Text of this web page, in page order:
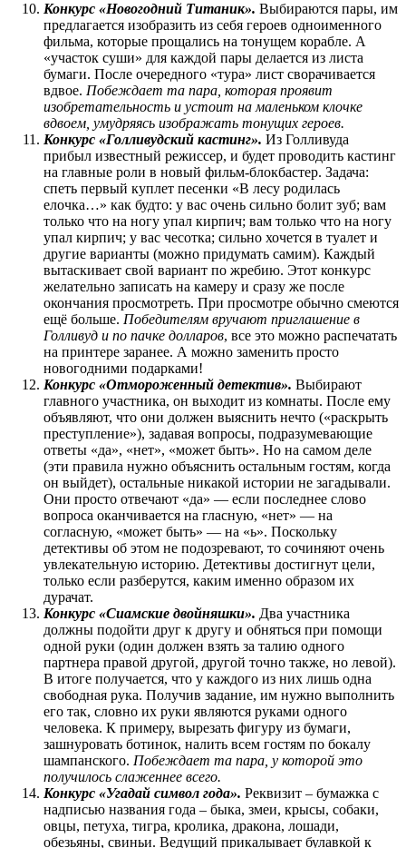
Конкурс «Новогодний Титаник». Выбираются пары, им
предлагается изобразить из себя героев одноименного
фильма, которые прощались на тонущем корабле. А
«участок суши» для каждой пары делается из листа
бумаги. После очередного «тура» лист сворачивается
вдвое. Побеждает та пара, которая проявит
изобретательность и устоит на маленьком клочке
вдвоем, умудряясь изображать тонущих героев.
Конкурс «Голливудский кастинг». Из Голливуда
прибыл известный режиссер, и будет проводить кастинг
на главные роли в новый фильм-блокбастер. Задача:
спеть первый куплет песенки «В лесу родилась
елочка…» как будто: у вас очень сильно болит зуб; вам
только что на ногу упал кирпич; вам только что на ногу
упал кирпич; у вас чесотка; сильно хочется в туалет и
другие варианты (можно придумать самим). Каждый
вытаскивает свой вариант по жребию. Этот конкурс
желательно записать на камеру и сразу же после
окончания просмотреть. При просмотре обычно смеются
ещё больше. Победителям вручают приглашение в
Голливуд и по пачке долларов, все это можно распечатать
на принтере заранее. А можно заменить просто
новогодними подарками!
Конкурс «Отмороженный детектив». Выбирают
главного участника, он выходит из комнаты. После ему
объявляют, что они должен выяснить нечто («раскрыть
преступление»), задавая вопросы, подразумевающие
ответы «да», «нет», «может быть». Но на самом деле
(эти правила нужно объяснить остальным гостям, когда
он выйдет), остальные никакой истории не загадывали.
Они просто отвечают «да» — если последнее слово
вопроса оканчивается на гласную, «нет» — на
согласную, «может быть» — на «ь». Поскольку
детективы об этом не подозревают, то сочиняют очень
увлекательную историю. Детективы достигнут цели,
только если разберутся, каким именно образом их
дурачат.
Конкурс «Сиамские двойняшки». Два участника
должны подойти друг к другу и обняться при помощи
одной руки (один должен взять за талию одного
партнера правой другой, другой точно также, но левой).
В итоге получается, что у каждого из них лишь одна
свободная рука. Получив задание, им нужно выполнить
его так, словно их руки являются руками одного
человека. К примеру, вырезать фигуру из бумаги,
зашнуровать ботинок, налить всем гостям по бокалу
шампанского. Побеждает та пара, у которой это
получилось слаженнее всего.
Конкурс «Угадай символ года». Реквизит – бумажка с
надписью названия года – быка, змеи, крысы, собаки,
овцы, петуха, тигра, кролика, дракона, лошади,
обезьяны, свиньи. Ведущий прикалывает булавкой к